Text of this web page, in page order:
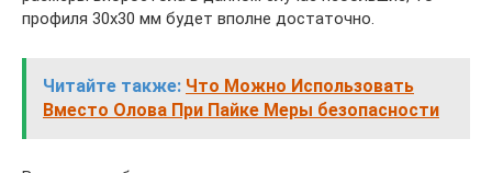
профиля 30х30 мм будет вполне достаточно.
Читайте также: Что Можно Использовать
Вместо Олова При Пайке Меры безопасности